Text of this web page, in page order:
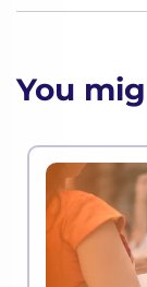
You